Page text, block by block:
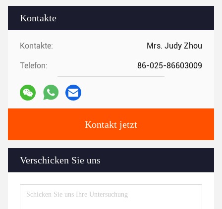
Kontakte
Kontakte: Mrs. Judy Zhou
Telefon: 86-025-86603009
Kontakt jetzt
Verschicken Sie uns